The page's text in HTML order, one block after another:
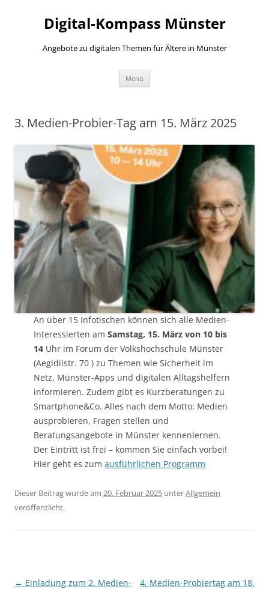
springenDigital-Kompass Münster
Angebote zu digitalen Themen für Ältere in Münster
Menü
3. Medien-Probier-Tag am 15. März 2025
An über 15 Infotischen können sich alle Medien-
Interessierten am Samstag, 15. März von 10 bis
14 Uhr im Forum der Volkshochschule Münster
(Aegidiistr. 70 ) zu Themen wie Sicherheit im
Netz, Münster-Apps und digitalen Alltagshelfern
informieren. Zudem gibt es Kurzberatungen zu
Smartphone&Co. Alles nach dem Motto: Medien
ausprobieren, Fragen stellen und
Beratungsangebote in Münster kennenlernen.
Der Eintritt ist frei – kommen Sie einfach vorbei!
Hier geht es zum ausführlichen Programm
Dieser Beitrag wurde am 20. Februar 2025 unterAllgemein
veröffentlicht.
Beitragsnavigation
← Einladung zum 2. Medien-
4. Medien-Probiertag am 18.